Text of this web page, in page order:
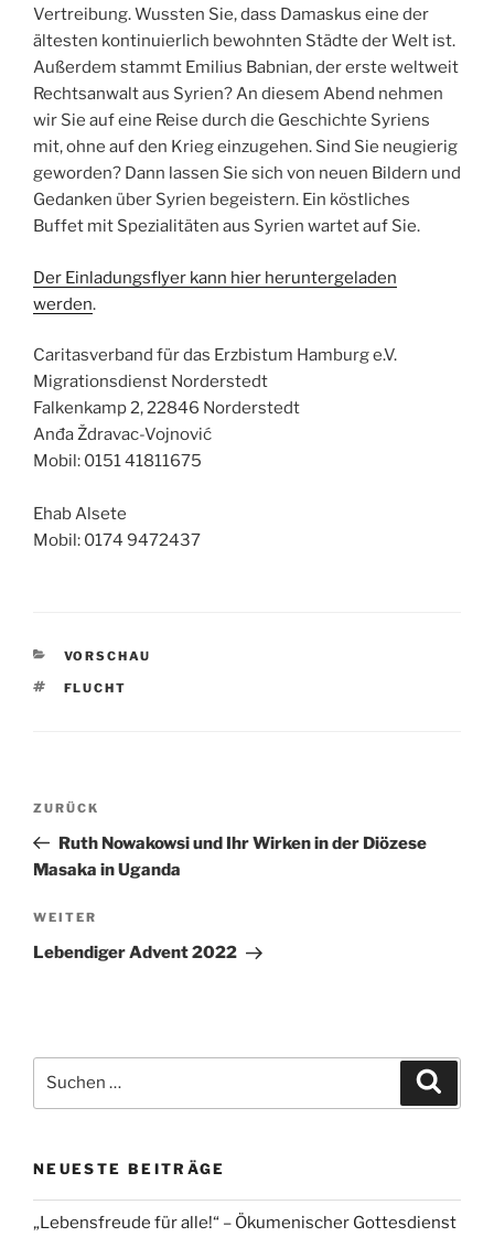
Vertreibung. Wussten Sie, dass Damaskus eine der
ältesten kontinuierlich bewohnten Städte der Welt ist.
Außerdem stammt Emilius Babnian, der erste weltweit
Rechtsanwalt aus Syrien? An diesem Abend nehmen
wir Sie auf eine Reise durch die Geschichte Syriens
mit, ohne auf den Krieg einzugehen. Sind Sie neugierig
geworden? Dann lassen Sie sich von neuen Bildern und
Gedanken über Syrien begeistern. Ein köstliches
Buffet mit Spezialitäten aus Syrien wartet auf Sie.
Der Einladungsflyer kann hier heruntergeladen
werden.
Caritasverband für das Erzbistum Hamburg e.V.
Migrationsdienst Norderstedt
Falkenkamp 2, 22846 Norderstedt
Anđa Ždravac-Vojnović
Mobil: 0151 41811675
Ehab Alsete
Mobil: 0174 9472437
KATEGORIEN
VORSCHAU
SCHLAGWÖRTER
FLUCHT
Beitragsnavigation
Vorheriger
Beitrag
ZURÜCK
Ruth Nowakowsi und Ihr Wirken in der Diözese
Masaka in Uganda
Nächster
Beitrag
WEITER
Lebendiger Advent 2022
nach:
NEUESTE BEITRÄGE
„Lebensfreude für alle!“ – Ökumenischer Gottesdienst